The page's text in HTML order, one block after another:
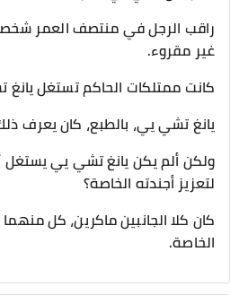
راقب الرجل في منتصف العمر
غير مقروء.
كانت ممتلكات الحاكم تستغل
يانغ تشي يي، بالطبع، كان يعرف
ولكن ألم يكن يانغ تشي يي يستغل
لتعزيز أجندته الخاصة؟
كان كلا الجانبين ماكرين، كل
الخاصة.